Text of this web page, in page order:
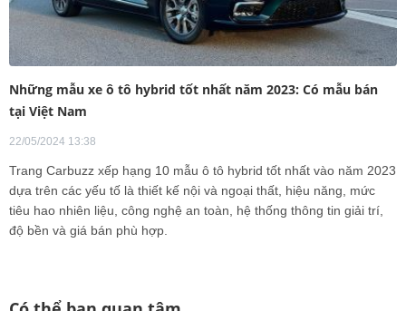
Những mẫu xe ô tô hybrid tốt nhất năm 2023: Có mẫu bán
tại Việt Nam
22/05/2024 13:38
Trang Carbuzz xếp hạng 10 mẫu ô tô hybrid tốt nhất vào năm 2023
dựa trên các yếu tố là thiết kế nội và ngoại thất, hiệu năng, mức
tiêu hao nhiên liệu, công nghệ an toàn, hệ thống thông tin giải trí,
độ bền và giá bán phù hợp.